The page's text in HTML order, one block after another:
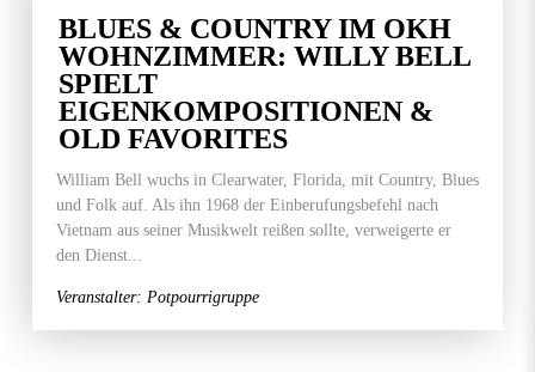
BLUES & COUNTRY IM OKH
WOHNZIMMER: WILLY BELL
SPIELT
EIGENKOMPOSITIONEN &
OLD FAVORITES
William Bell wuchs in Clearwater, Florida, mit Country, Blues
und Folk auf. Als ihn 1968 der Einberufungsbefehl nach
Vietnam aus seiner Musikwelt reißen sollte, verweigerte er
den Dienst...
Veranstalter: Potpourrigruppe